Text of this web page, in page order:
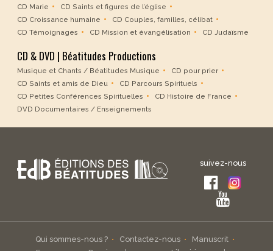
CD Marie
CD Saints et figures de l’église
CD Croissance humaine
CD Couples, familles, célibat
CD Témoignages
CD Mission et évangélisation CD Judaïsme
CD & DVD | Béatitudes Productions
Musique et Chants / Béatitudes Musique
CD pour prier
CD Saints et amis de Dieu
CD Parcours Spirituels
CD Petites Conférences Spirituelles
CD Histoire de France
DVD Documentaires / Enseignements
suivez-nous
Qui sommes-nous ? Contactez-nous
Manuscrit